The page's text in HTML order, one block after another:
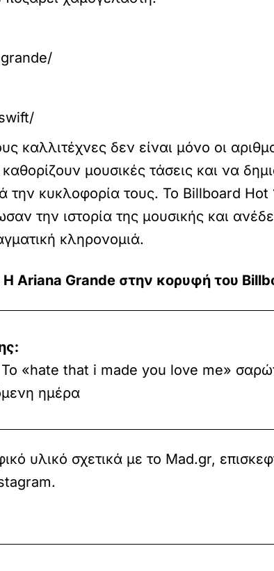
καλλιτέχνες δεν είναι μόνο οι
μουσικές τάσεις και να
την κυκλοφορία τους. Το Billboard
την ιστορία της μουσικής και
κληρονομιά.
Ariana Grande στην κορυφή του
«hate that i made you love me»
ημέρα
υλικό σχετικά με το Mad.gr,
.